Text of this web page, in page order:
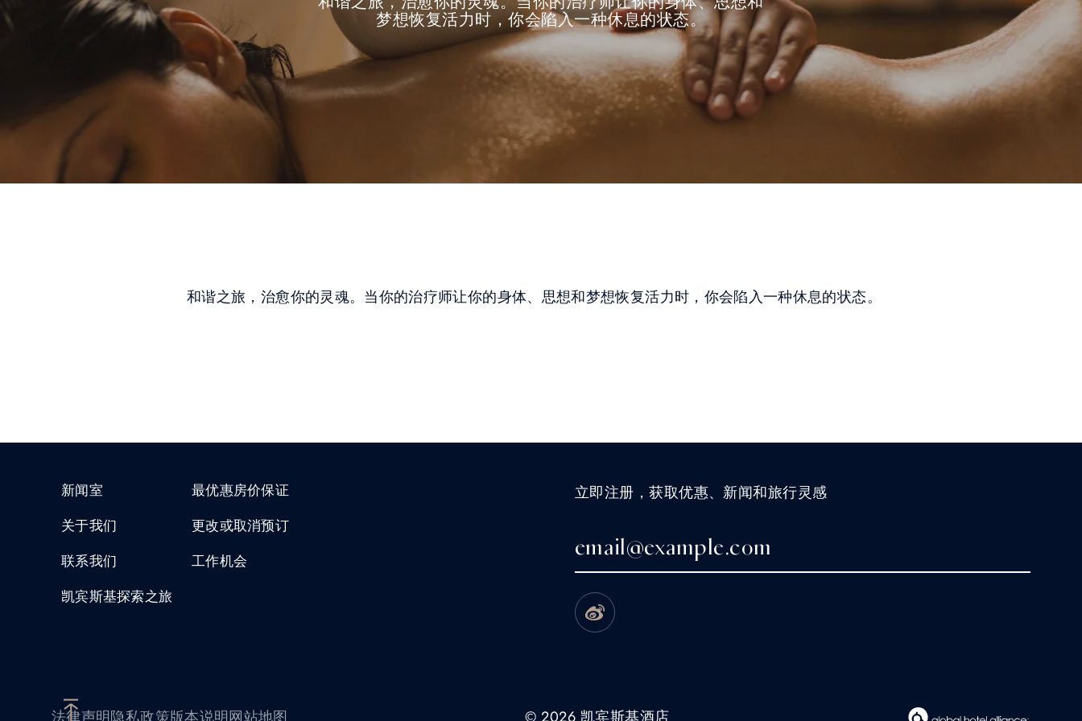
梦想恢复活力时，你会陷入一种休息的状态。
和谐之旅，治愈你的灵魂。当你的治疗师让你的身体、思想和梦想恢复活力时，你会陷入一种休息的状态。
新闻室
关于我们
联系我们
凯宾斯基探索之旅
最优惠房价保证
更改或取消预订
工作机会
立即注册，获取优惠、新闻和旅行灵感
© 2026 凯宾斯基酒店